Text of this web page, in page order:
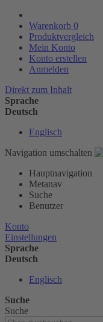
Warenkorb 0
Produktvergleich
Mein Konto
Konto erstellen
Anmelden
Direkt zum Inhalt
Sprache
Deutsch
Englisch
Navigation umschalten
Hauptnavigation
Metanav
Suche
Benutzer
Konto
Einstellungen
Sprache
Deutsch
Englisch
Suche
Suche